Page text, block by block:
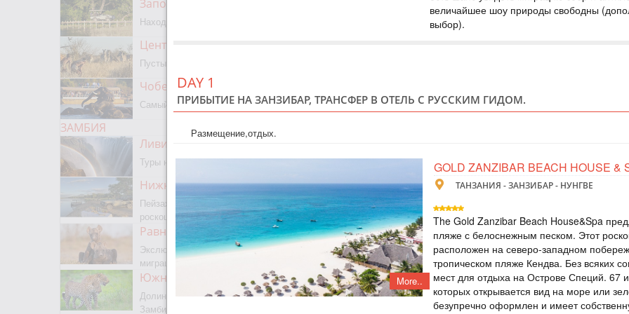
Заповедник Мореми
Находится на границе с Окаванго
Центральный Калахари
Пустыня, сафари, бушмены
Чобе парк
Самый известный парк Ботсваны
ЗАМБИЯ
Ливингстон
Туры на водопад Виктория
Нижняя Замбези
Пейзажное сафари, каноэ,
роскошная рыбалка
Равнины Люва
Экслюзивный парк с сезонной
миграцией животных и птиц
Южная Луангва
Долина Лепардов, главный парк
Замбии
В этот тур мы
Танзании за 5
Нгоронгоро и
сафари вы
острове
САФАРИ ТУР:
Safari
В этот тур мы
Танзании за 5
Нгоронгоро и
цены и шикарные
сделают ваш
величайшее шоу природы свободны
выбор).
DAY 1
ПРИБЫТИЕ НА ЗАНЗИБАР, ТРАНСФЕР В ОТЕЛЬ С РУССКИМ ГИДОМ.
Размещение,отдых.
More..
GOLD ZANZIBAR BEACH HOUSE &
ТАНЗАНИЯ - ЗАНЗИБАР - НУНГВЕ
The Gold Zanzibar Beach House&Spa
пляже с белоснежным песком. Этот
расположен на северо-западном
тропическом пляже Кендва. Без всяких
мест для отдыха на Острове Специй. 67
которых открывается вид на море или
безупречно оформлен и имеет